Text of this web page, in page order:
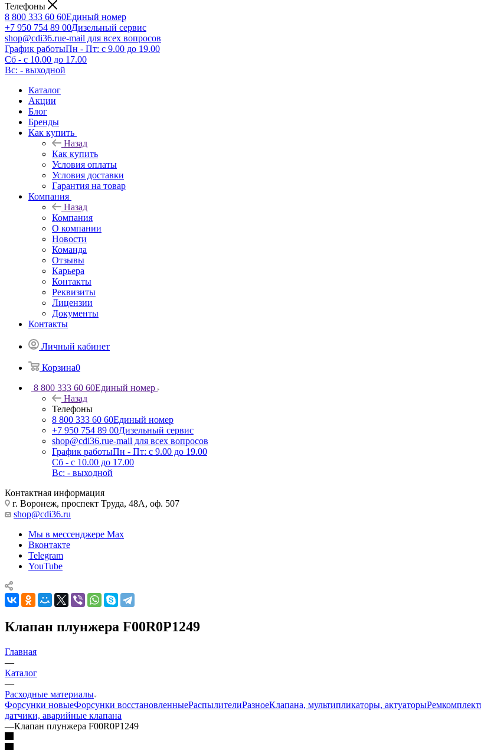
Телефоны
8 800 333 60 60Единый номер
+7 950 754 89 00Дизельный сервис
shop@cdi36.rue-mail для всех вопросов
График работыПн - Пт: с 9.00 до 19.00
Сб - с 10.00 до 17.00
Вс: - выходной
Каталог
Акции
Блог
Бренды
Как купить
Назад
Как купить
Условия оплаты
Условия доставки
Гарантия на товар
Компания
Назад
Компания
О компании
Новости
Команда
Отзывы
Карьера
Контакты
Реквизиты
Лицензии
Документы
Контакты
Личный кабинет
Корзина0
8 800 333 60 60Единый номер
Назад
Телефоны
8 800 333 60 60Единый номер
+7 950 754 89 00Дизельный сервис
shop@cdi36.rue-mail для всех вопросов
График работыПн - Пт: с 9.00 до 19.00
Сб - с 10.00 до 17.00
Вс: - выходной
Контактная информация
г. Воронеж, проспект Труда, 48А, оф. 507
shop@cdi36.ru
Мы в мессенджере Max
Вконтакте
Telegram
YouTube
Клапан плунжера F00R0P1249
Главная
—
Каталог
—
Расходные материалы
Форсунки новыеФорсунки восстановленныеРаспылителиРазноеКлапана, мультипликаторы, актуаторы
датчики, аварийные клапана
—Клапан плунжера F00R0P1249